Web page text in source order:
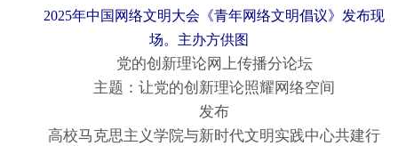
2025年中国网络文明大会《青年网络文明倡议》发布现
场。主办方供图
党的创新理论网上传播分论坛
主题：让党的创新理论照耀网络空间
发布
高校马克思主义学院与新时代文明实践中心共建行